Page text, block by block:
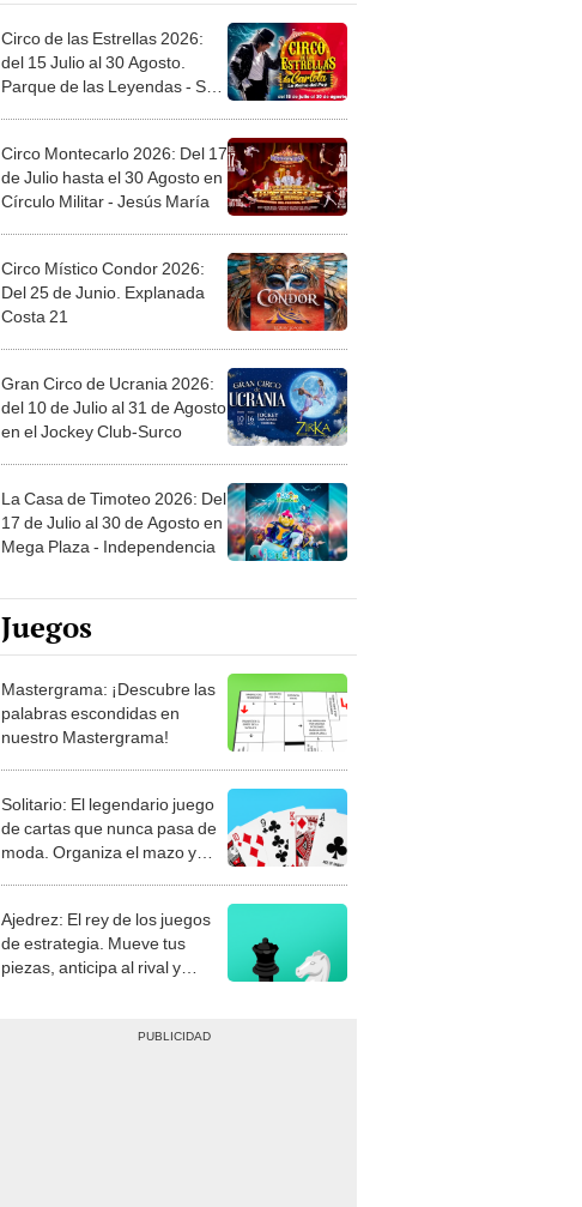
Circo de las Estrellas 2026:
del 15 Julio al 30 Agosto.
Parque de las Leyendas - San
Circo Montecarlo 2026: Del 17
de Julio hasta el 30 Agosto en
Círculo Militar - Jesús María
Circo Místico Condor 2026:
Del 25 de Junio. Explanada
Costa 21
Gran Circo de Ucrania 2026:
del 10 de Julio al 31 de Agosto
en el Jockey Club-Surco
La Casa de Timoteo 2026: Del
17 de Julio al 30 de Agosto en
Mega Plaza - Independencia
Juegos
Mastergrama: ¡Descubre las
palabras escondidas en
nuestro Mastergrama!
Solitario: El legendario juego
de cartas que nunca pasa de
moda. Organiza el mazo y
Ajedrez: El rey de los juegos
de estrategia. Mueve tus
piezas, anticipa al rival y